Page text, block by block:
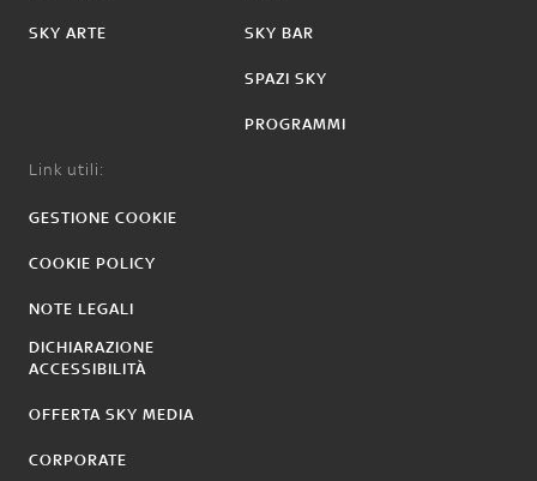
SKY ARTE SKY BAR
SPAZI SKY
PROGRAMMI
Link utili:
GESTIONE COOKIE
COOKIE POLICY
NOTE LEGALI
DICHIARAZIONE
ACCESSIBILITÀ
OFFERTA SKY MEDIA
CORPORATE